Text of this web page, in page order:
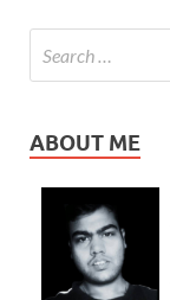
ABOUT ME